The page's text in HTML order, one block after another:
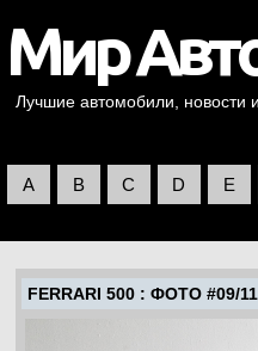
Лучшие автомобили, новости
A B C D E
FERRARI 500 : ФОТО #09/11